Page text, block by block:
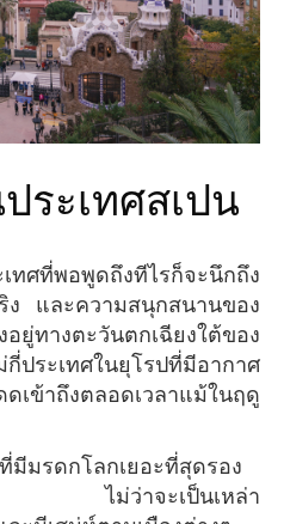
ประเทศสเปน
ง และความสนุกสนานของ
ยู่ทางตะวันตกเฉียงใต้ของ
ประเทศในยุโรปที่มีอากาศ
าถึงตลอดเวลาแม้ในฤดู
าลี ไม่ว่าจะเป็นเหล่า